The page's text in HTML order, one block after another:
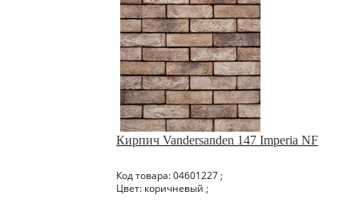
Кирпич Vandersanden 147 Imperia NF
Код товара: 04601227 ;
Цвет: коричневый ;